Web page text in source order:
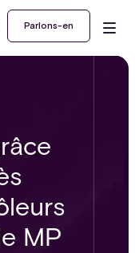
Parlons-en
MP